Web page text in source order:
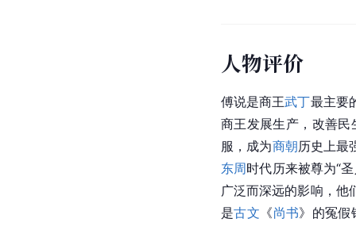
人物评价
傅说是商王武丁最主要
商王发展生产，改善
服，成为商朝历史上最
东周时代历来被尊为“
广泛而深远的影响，他
是古文 《尚书》的冤假